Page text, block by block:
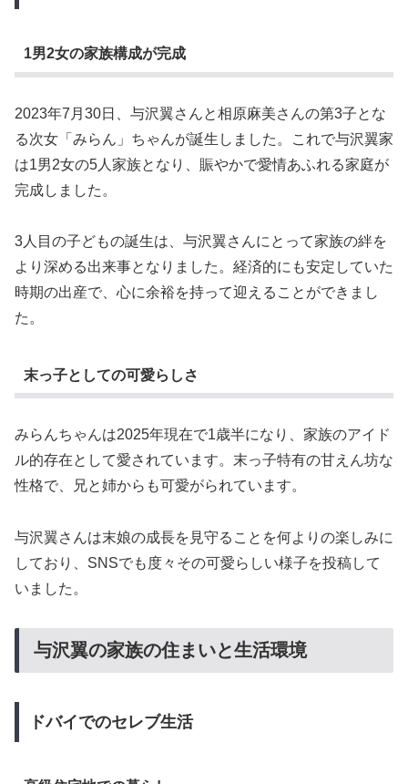
1男2女の家族構成が完成
2023年7月30日、与沢翼さんと相原麻美さんの第3子とな
る次女「みらん」ちゃんが誕生しました。これで与沢翼家
は1男2女の5人家族となり、賑やかで愛情あふれる家庭が
完成しました。
3人目の子どもの誕生は、与沢翼さんにとって家族の絆を
より深める出来事となりました。経済的にも安定していた
時期の出産で、心に余裕を持って迎えることができまし
た。
末っ子としての可愛らしさ
みらんちゃんは2025年現在で1歳半になり、家族のアイド
ル的存在として愛されています。末っ子特有の甘えん坊な
性格で、兄と姉からも可愛がられています。
与沢翼さんは末娘の成長を見守ることを何よりの楽しみに
しており、SNSでも度々その可愛らしい様子を投稿して
いました。
与沢翼の家族の住まいと生活環境
ドバイでのセレブ生活